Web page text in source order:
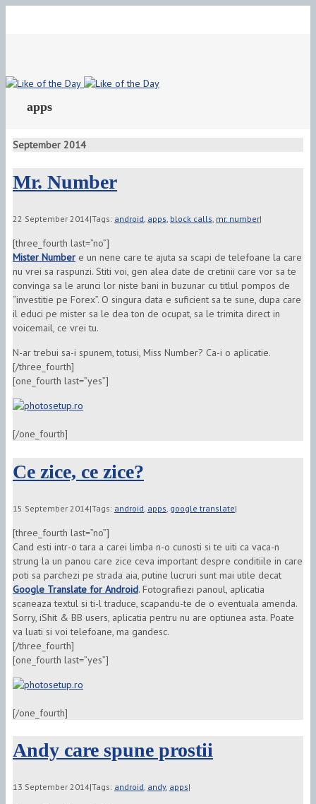
apps
September 2014
Mr. Number
22 September 2014|Tags: android, apps, block calls, mr. number|
[three_fourth last=”no”]
Mister Number e un nene care te ajuta sa scapi de telefoane la care
nu vrei sa raspunzi. Stiti voi, gen alea date de cretinii care vor sa te
convinga sa le arunci lor niste bani in buzunar cu titlul pompos de
“investitie pe Forex”. O singura data e suficient sa te sune, dupa care
il educi pe mister sa le dea ton de ocupat, sa le trimita direct in
voicemail, ce vrei tu.
N-ar trebui sa-i spunem, totusi, Miss Number? Ca-i o aplicatie.
[/three_fourth]
[one_fourth last=”yes”]
[/one_fourth]
Ce zice, ce zice?
15 September 2014|Tags: android apps google translate|
[three_fourth last=”no”]
Cand esti intr-o tara a carei limba n-o cunosti si te uiti ca vaca-n
strung la un panou care zice ceva important despre conditiile in care
poti sa parchezi pe strada aia, putine lucruri sunt mai utile decat
Google Translate for Android. Fotografiezi panoul, aplicatia
scaneaza textul si ti-l traduce, scapandu-te de o eventuala amenda.
Sorry, iShit & BB users, aplicatia pentru nu are optiunea asta. Poate
va luati si voi telefoane, ma gandesc.
[/three_fourth]
[one_fourth last=”yes”]
[/one_fourth]
Andy care spune prostii
13 September 2014|Tags: android, andy, apps|